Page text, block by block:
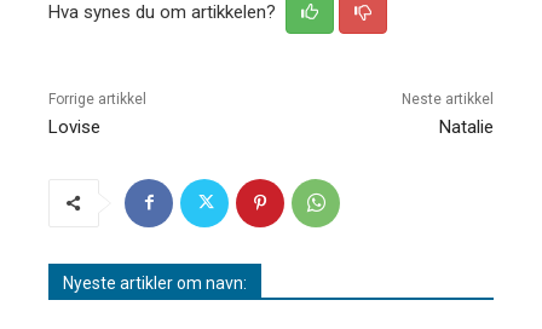
Hva synes du om artikkelen?
Forrige artikkel
Lovise
Neste artikkel
Natalie
Nyeste artikler om navn: